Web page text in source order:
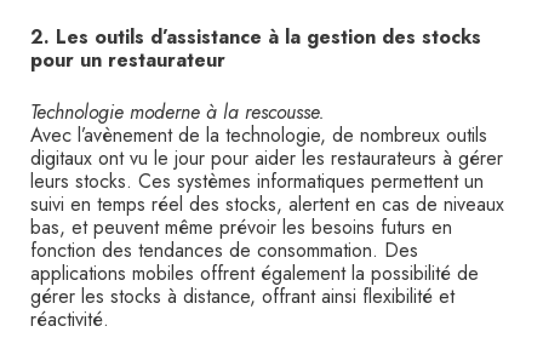
2. Les outils d’assistance à la gestion des stocks
pour un restaurateur
Technologie moderne à la rescousse.
Avec l’avènement de la technologie, de nombreux outils
digitaux ont vu le jour pour aider les restaurateurs à gérer
leurs stocks. Ces systèmes informatiques permettent un
suivi en temps réel des stocks, alertent en cas de niveaux
bas, et peuvent même prévoir les besoins futurs en
fonction des tendances de consommation. Des
applications mobiles offrent également la possibilité de
gérer les stocks à distance, offrant ainsi flexibilité et
réactivité.